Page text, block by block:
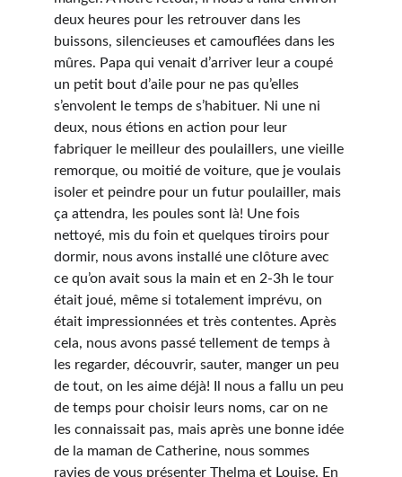
deux heures pour les retrouver dans les
buissons, silencieuses et camouflées dans les
mûres. Papa qui venait d’arriver leur a coupé
un petit bout d’aile pour ne pas qu’elles
s’envolent le temps de s’habituer. Ni une ni
deux, nous étions en action pour leur
fabriquer le meilleur des poulaillers, une vieille
remorque, ou moitié de voiture, que je voulais
isoler et peindre pour un futur poulailler, mais
ça attendra, les poules sont là! Une fois
nettoyé, mis du foin et quelques tiroirs pour
dormir, nous avons installé une clôture avec
ce qu’on avait sous la main et en 2-3h le tour
était joué, même si totalement imprévu, on
était impressionnées et très contentes. Après
cela, nous avons passé tellement de temps à
les regarder, découvrir, sauter, manger un peu
de tout, on les aime déjà! Il nous a fallu un peu
de temps pour choisir leurs noms, car on ne
les connaissait pas, mais après une bonne idée
de la maman de Catherine, nous sommes
ravies de vous présenter Thelma et Louise. En